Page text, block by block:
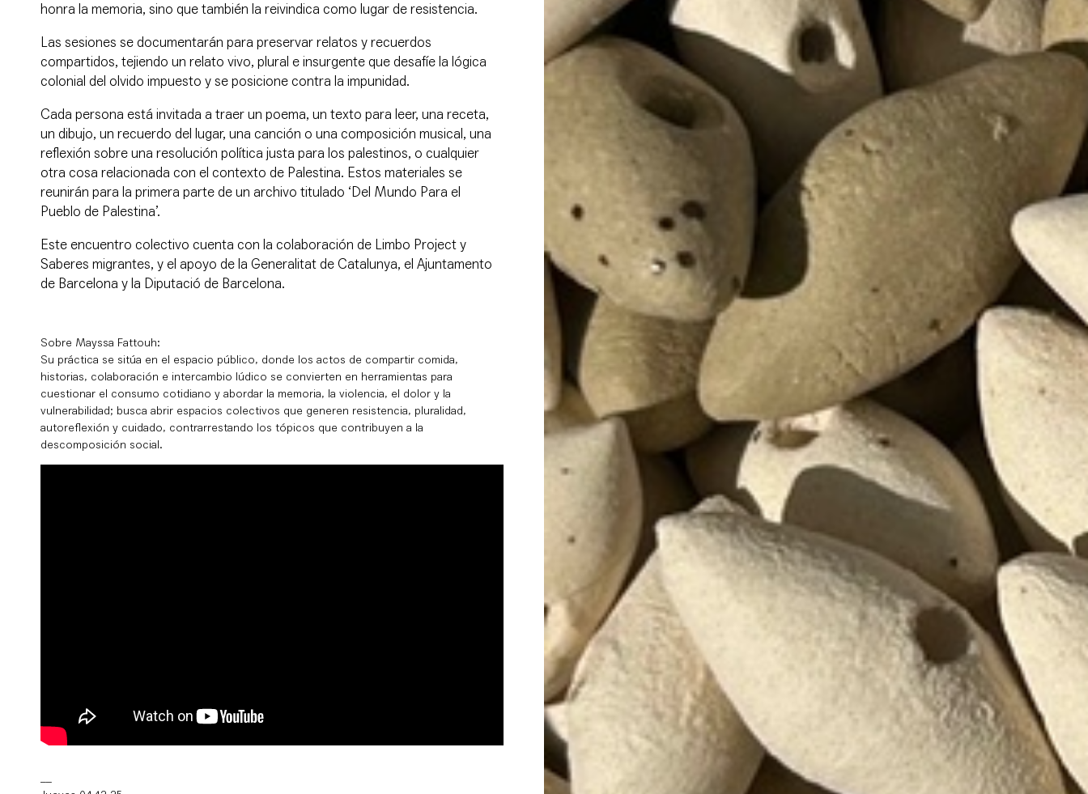
honra la memoria, sino que también la reivindica como lugar de resistencia.
Las sesiones se documentarán para preservar relatos y recuerdos
compartidos, tejiendo un relato vivo, plural e insurgente que desafíe la lógica
colonial del olvido impuesto y se posicione contra la impunidad.
Cada persona está invitada a traer un poema, un texto para leer, una receta,
un dibujo, un recuerdo del lugar, una canción o una composición musical, una
reflexión sobre una resolución política justa para los palestinos, o cualquier
otra cosa relacionada con el contexto de Palestina. Estos materiales se
reunirán para la primera parte de un archivo titulado ‘Del Mundo Para el
Pueblo de Palestina’.
Este encuentro colectivo cuenta con la colaboración de Limbo Project y
Saberes migrantes, y el apoyo de la Generalitat de Catalunya, el Ajuntamento
de Barcelona y la Diputació de Barcelona.
Sobre Mayssa Fattouh:
Su práctica se sitúa en el espacio público, donde los actos de compartir comida,
historias, colaboración e intercambio lúdico se convierten en herramientas para
cuestionar el consumo cotidiano y abordar la memoria, la violencia, el dolor y la
vulnerabilidad; busca abrir espacios colectivos que generen resistencia, pluralidad,
autoreflexión y cuidado, contrarrestando los tópicos que contribuyen a la
descomposición social.